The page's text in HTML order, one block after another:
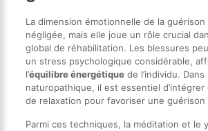
La dimension émotionnelle de la
négligée, mais elle joue un rôle crucial
global de réhabilitation. Les blessures
un stress psychologique considérable,
l’équilibre énergétiquede l’individu. Dans
naturopathique, il est essentiel
de relaxation pour favoriser une guérison
Parmi ces techniques, la méditation et le